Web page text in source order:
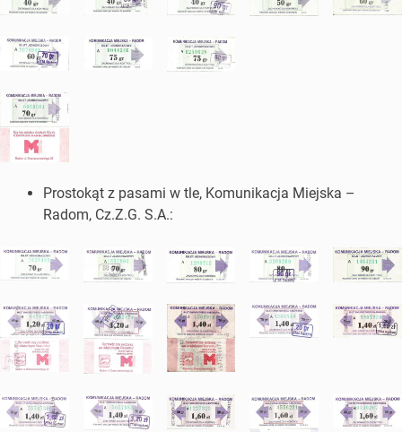
Prostokąt z pasami w tle, Komunikacja Miejska –
Radom, Cz.Z.G. S.A.: